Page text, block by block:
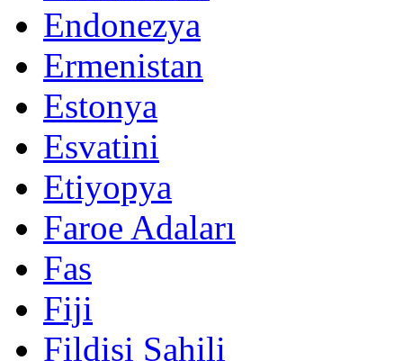
Endonezya
Ermenistan
Estonya
Esvatini
Etiyopya
Faroe Adaları
Fas
Fiji
Fildişi Sahili